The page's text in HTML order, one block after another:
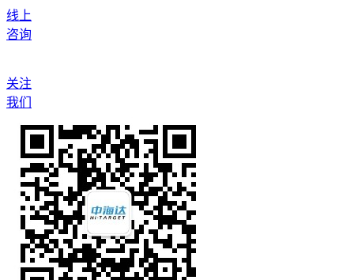
线上
咨询
关注
我们